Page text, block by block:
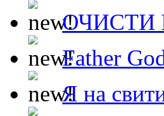
ОЧИСТИ
Father
Я на